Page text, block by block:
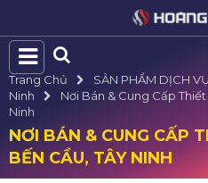
Trang Chủ SẢN PHẨM DỊCH VỤ
Ninh
Nơi Bán & Cung Cấp
Ninh
NƠI BÁN & CUNG CẤP
BẾN CẦU, TÂY NINH